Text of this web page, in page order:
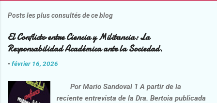
Posts les plus consultés de ce blog
El Conflicto entre Ciencia y Militancia: La
Responsabilidad Académica ante la Sociedad.
-février 16, 2026
Por Mario Sandoval 1 A partir de la
reciente entrevista de la Dra. Bertoia publicada